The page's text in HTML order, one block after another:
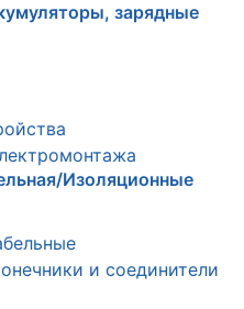
зарядные
Изоляционные
и соединители